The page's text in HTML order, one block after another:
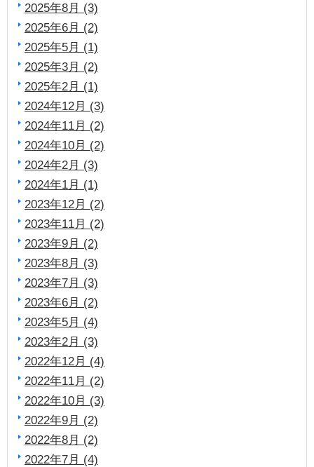
2025年8月 (3)
2025年6月 (2)
2025年5月 (1)
2025年3月 (2)
2025年2月 (1)
2024年12月 (3)
2024年11月 (2)
2024年10月 (2)
2024年2月 (3)
2024年1月 (1)
2023年12月 (2)
2023年11月 (2)
2023年9月 (2)
2023年8月 (3)
2023年7月 (3)
2023年6月 (2)
2023年5月 (4)
2023年2月 (3)
2022年12月 (4)
2022年11月 (2)
2022年10月 (3)
2022年9月 (2)
2022年8月 (2)
2022年7月 (4)